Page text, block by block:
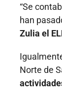
“Se
han
Zulia el
Norte de